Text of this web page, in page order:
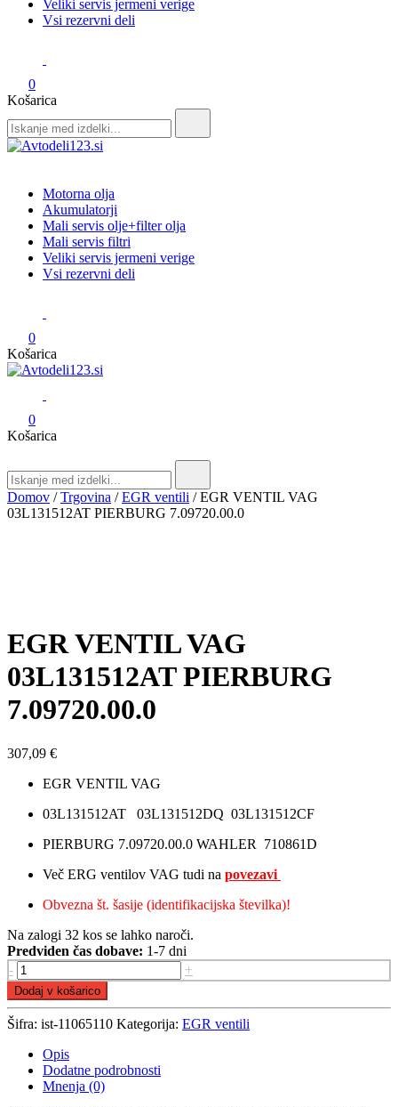
Veliki servis jermeni verige
Vsi rezervni deli
0
Košarica
for:
Motorna olja
Akumulatorji
Mali servis olje+filter olja
Mali servis filtri
Veliki servis jermeni verige
Vsi rezervni deli
0
Košarica
Avtodeli123.si
Prodaja rezervnih avtodelov
0
Košarica
for:
Domov /Trgovina /EGR ventili / EGR VENTIL VAG
03L131512AT PIERBURG 7.09720.00.0
EGR VENTIL VAG
03L131512AT PIERBURG
7.09720.00.0
307,09 €
EGR VENTIL VAG
03L131512AT 03L131512DQ 03L131512CF
PIERBURG 7.09720.00.0 WAHLER 710861D
Več ERG ventilov VAG tudi na povezavi
Obvezna št. šasije (identifikacijska številka)!
Na zalogi 32 kos se lahko naroči.
Predviden čas dobave: 1-7 dni
- EGR
VENTIL
VAG
03L131512AT
PIERBURG
7.09720.00.0
količina
+
Dodaj v košarico
Šifra: ist-11065110 Kategorija: EGR ventili
Opis
Dodatne podrobnosti
Mnenja (0)